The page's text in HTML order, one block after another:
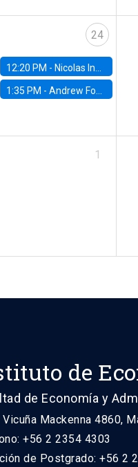
24
12:20 PM - Nicolas Inostroza, Rotman School of Management, University of Toronto
1:35 PM -Andrew Foster, Brown University
1
de
de Economía y
Vicuña Mackenna 4860,
+56 2 2354 4303
de Postgrado: +56 2